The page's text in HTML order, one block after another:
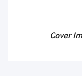
Cover